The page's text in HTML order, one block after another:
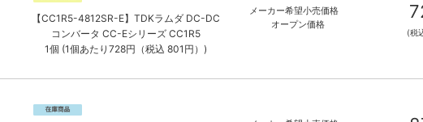
【CC1R5-4812SR-E】TDKラムダ DC-DC
コンバータ CC-Eシリーズ CC1R5
1個 (1個あたり728円（税込 801円）)
メーカー希望小売価格
オープン価格
(税